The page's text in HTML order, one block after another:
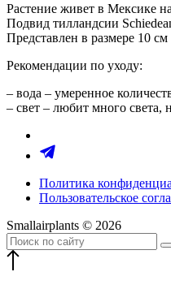
Растение живет в Мексике
Подвид тилландсии
Представлен в размере 10 см
Рекомендации по уходу:
– вода – умеренное
– свет – любит много света,
Политика
Пользовательское
Smallairplants © 2026